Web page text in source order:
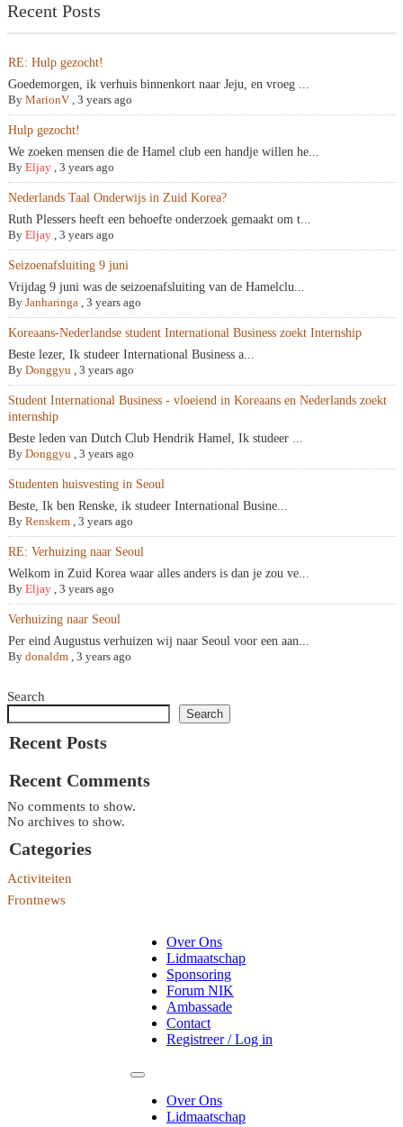
Recent Posts
RE: Hulp gezocht!
Goedemorgen, ik verhuis binnenkort naar Jeju, en vroeg ...
By MarionV , 3 years ago
Hulp gezocht!
We zoeken mensen die de Hamel club een handje willen he...
By Eljay , 3 years ago
Nederlands Taal Onderwijs in Zuid Korea?
Ruth Plessers heeft een behoefte onderzoek gemaakt om t...
By Eljay , 3 years ago
Seizoenafsluiting 9 juni
Vrijdag 9 juni was de seizoenafsluiting van de Hamelclu...
By Janharinga , 3 years ago
Koreaans-Nederlandse student International Business zoekt Internship
Beste lezer, Ik studeer International Business a...
By Donggyu , 3 years ago
Student International Business - vloeiend in Koreaans en Nederlands zoekt
internship
Beste leden van Dutch Club Hendrik Hamel, Ik studeer ...
By Donggyu , 3 years ago
Studenten huisvesting in Seoul
Beste, Ik ben Renske, ik studeer International Busine...
By Renskem , 3 years ago
RE: Verhuizing naar Seoul
Welkom in Zuid Korea waar alles anders is dan je zou ve...
By Eljay , 3 years ago
Verhuizing naar Seoul
Per eind Augustus verhuizen wij naar Seoul voor een aan...
By donaldm , 3 years ago
Search
Search
Recent Posts
Recent Comments
No comments to show.
No archives to show.
Categories
Activiteiten
Frontnews
Over Ons
Lidmaatschap
Sponsoring
Forum NIK
Ambassade
Contact
Registreer / Log in
Over Ons
Lidmaatschap